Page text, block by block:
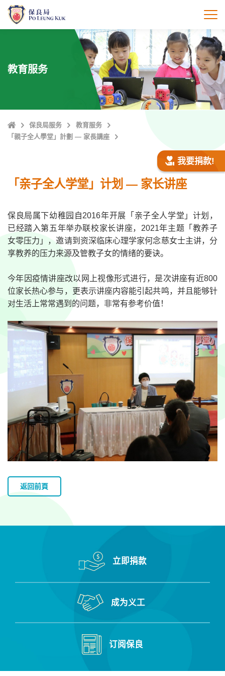
打
教育服务
Home保良局服务
教育服务
「親子全人學堂」計劃 — 家長講座
我要捐款!
「亲子全人学堂」计划 — 家长讲座
保良局属下幼稚园自2016年开展「亲子全人学堂」计划，
已经踏入第五年举办联校家长讲座，2021年主题「教养子
女零压力」，邀请到资深临床心理学家何念慈女士主讲，分
享教养的压力来源及管教子女的情绪的要诀。
今年因疫情讲座改以网上视像形式进行，是次讲座有近800
位家长热心参与，更表示讲座内容能引起共鸣，并且能够针
对生活上常常遇到的问题，非常有参考价值！
返回前頁
立即捐款
成为义工
订阅保良